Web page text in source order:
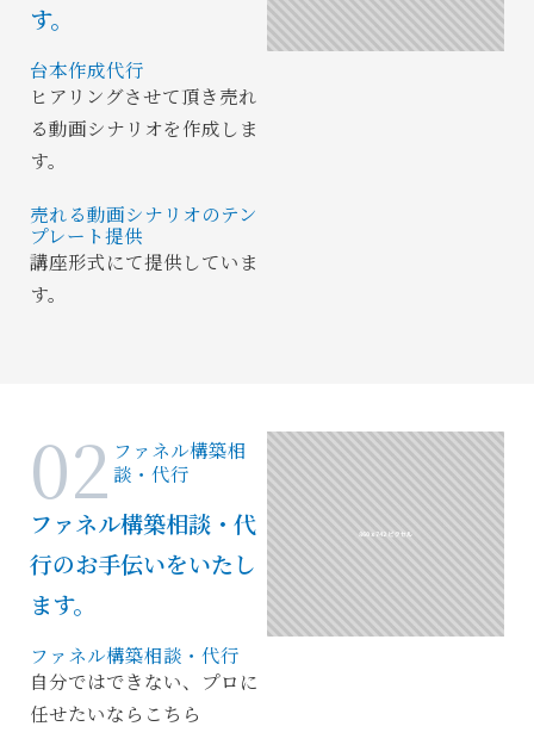
す。
台本作成代行
ヒアリングさせて頂き売れ
る動画シナリオを作成しま
す。
売れる動画シナリオのテン
プレート提供
講座形式にて提供していま
す。
02 ファネル構築相
談・代行
ファネル構築相談・代
行のお手伝いをいたし
ます。
ファネル構築相談・代行
自分ではできない、プロに
任せたいならこちら